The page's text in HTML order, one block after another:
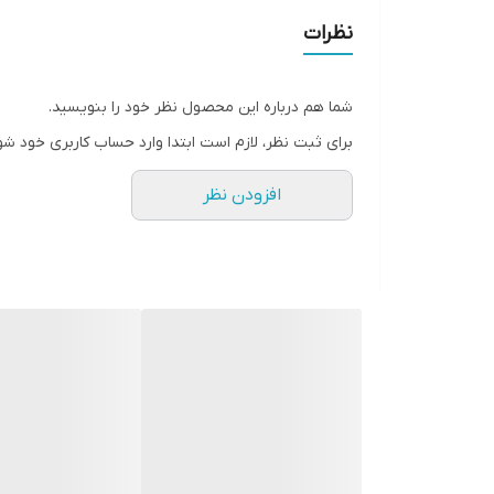
نظرات
شما هم درباره این محصول نظر خود را بنویسید.
برای ثبت نظر، لازم است ابتدا وارد حساب کاربری خود
افزودن نظر